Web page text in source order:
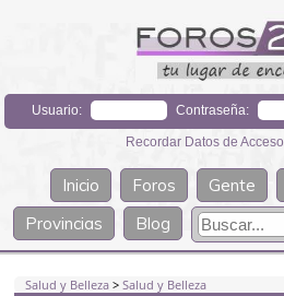
Usuario: Contraseña:
Recordar Datos de Acceso
Inicio Foros Gente
Provincias
Blog
Salud y Belleza >Salud y Belleza